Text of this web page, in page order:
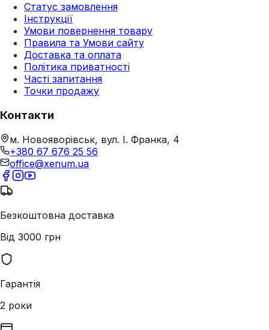
Статус замовлення
Інструкції
Умови повернення товару
Правила та Умови сайту
Доставка та оплата
Політика приватності
Часті запитання
Точки продажу
Контакти
м. Новояворівськ, вул. І. Франка, 4
+380 67 676 25 56
office@xenum.ua
Безкоштовна доставка
Від 3000 грн
Гарантія
2 роки